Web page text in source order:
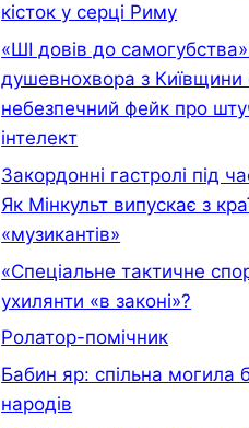
кісток у серці Риму
«ШІ довів до
душевнохвора з Київщини
небезпечний фейк про
інтелект
Закордонні гастролі під
Як Мінкульт випускає з
«музикантів»
«Спеціальне тактичне
ухилянти «в законі»?
Ролатор-помічник
Бабин яр: спільна могила
народів